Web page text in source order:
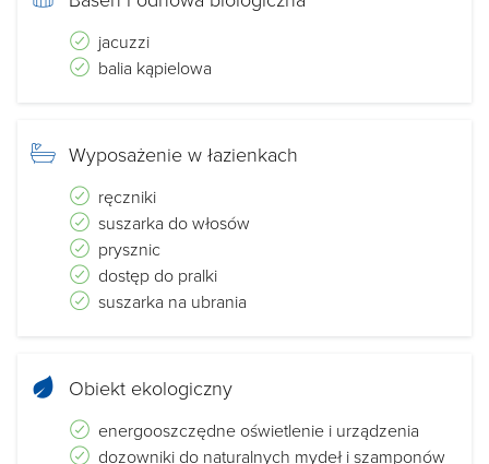
jacuzzi
balia kąpielowa
Wyposażenie w łazienkach
ręczniki
suszarka do włosów
prysznic
dostęp do pralki
suszarka na ubrania
Obiekt ekologiczny
energooszczędne oświetlenie i urządzenia
dozowniki do naturalnych mydeł i szamponów